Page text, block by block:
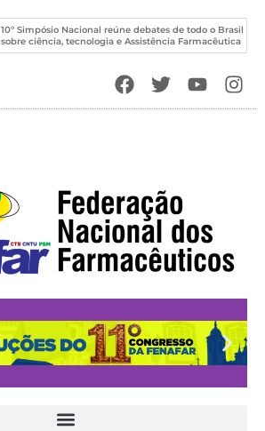
10º Simpósio Nacional reúne debates de todo o Brasil
sobre ciência, tecnologia e Assistência Farmacêutica